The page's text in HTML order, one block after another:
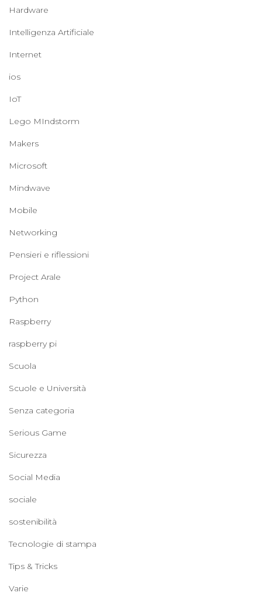
Hardware
Intelligenza Artificiale
Internet
ios
IoT
Lego MIndstorm
Makers
Microsoft
Mindwave
Mobile
Networking
Pensieri e riflessioni
Project Arale
Python
Raspberry
raspberry pi
Scuola
Scuole e Università
Senza categoria
Serious Game
Sicurezza
Social Media
sociale
sostenibilità
Tecnologie di stampa
Tips & Tricks
Varie